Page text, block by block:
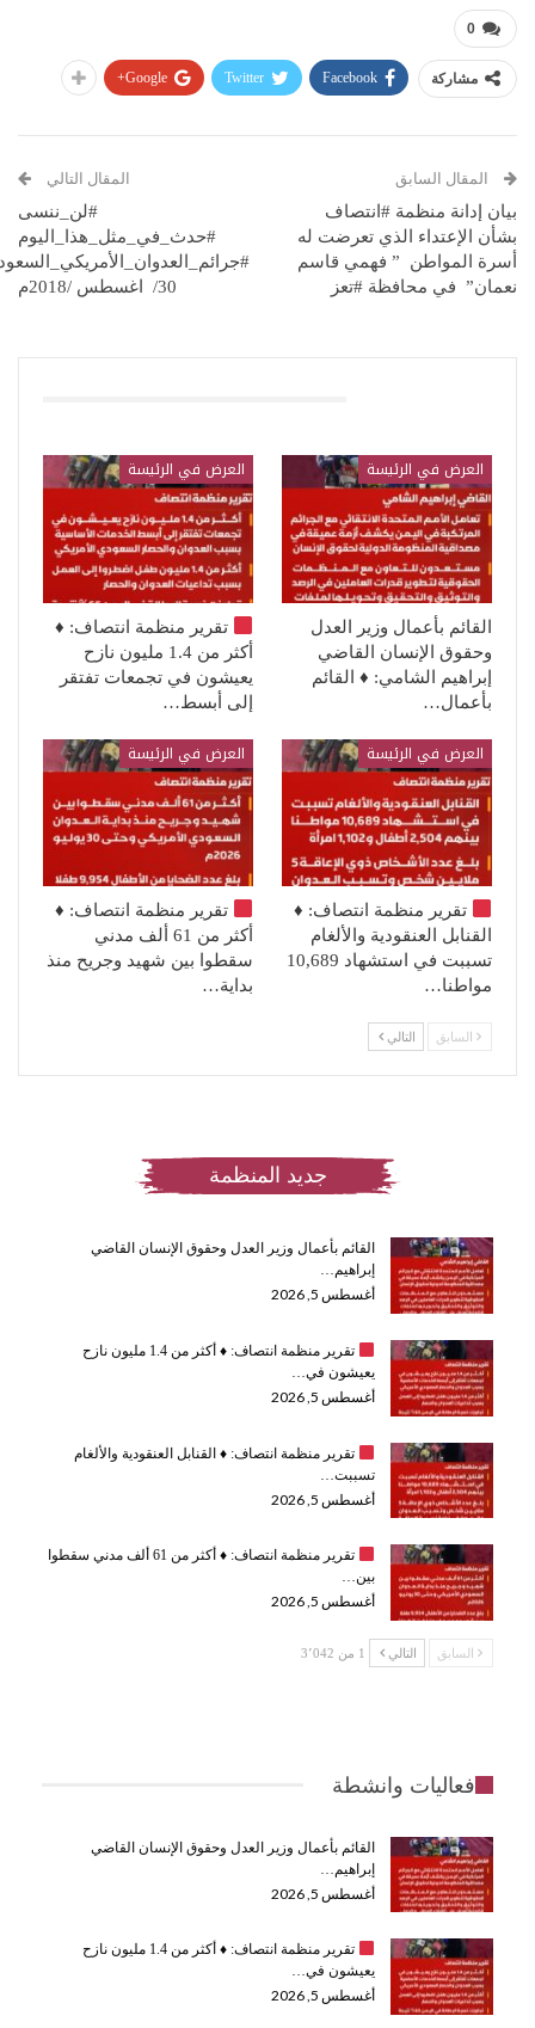
0
مشاركة Facebook
Twitter
Google+
المقال السابق
بيان إدانة منظمة #انتصاف
بشأن الإعتداء الذي تعرضت له
أسرة المواطن ” فهمي قاسم
نعمان” في محافظة #تعز
المقال التالي
#لن_ننسى
#حدث_في_مثل_هذا_اليوم
30/ اغسطس /2018م
العرض في الرئيسة
القائم بأعمال وزير العدل
وحقوق الإنسان القاضي
إبراهيم الشامي: ♦️ القائم
بأعمال…
العرض في الرئيسة
تقرير منظمة انتصاف: ♦️
أكثر من 1.4 مليون نازح
يعيشون في تجمعات تفتقر
إلى أبسط…
العرض في الرئيسة
تقرير منظمة انتصاف: ♦️
القنابل العنقودية والألغام
تسببت في استشهاد 10,689
مواطنا…
العرض في الرئيسة
تقرير منظمة انتصاف: ♦️
أكثر من 61 ألف مدني
سقطوا بين شهيد وجريح منذ
بداية…
السابق التالي
جديد المنظمة
القائم بأعمال وزير العدل وحقوق الإنسان القاضي
إبراهيم…
أغسطس 5, 2026
تقرير منظمة انتصاف: ♦️
أكثر من 1.4 مليون نازح
يعيشون في…
أغسطس 5, 2026
تقرير منظمة انتصاف: ♦️القنابل العنقودية والألغام
تسببت…
أغسطس 5, 2026
تقرير منظمة انتصاف: ♦️
أكثر من 61 ألف مدني سقطوا
بين…
أغسطس 5, 2026
السابق التالي 1 من 3٬042
فعاليات وانشطة
القائم بأعمال وزير العدل وحقوق الإنسان القاضي
إبراهيم…
أغسطس 5, 2026
تقرير منظمة انتصاف: ♦️
أكثر من 1.4 مليون نازح
يعيشون في…
أغسطس 5, 2026